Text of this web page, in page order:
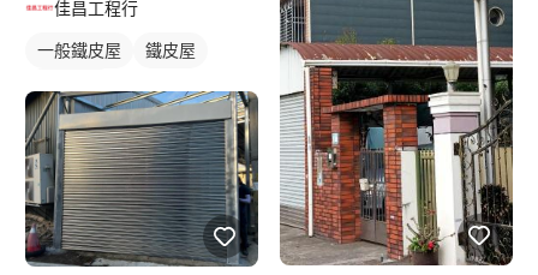
佳昌工程行
一般鐵皮屋
鐵皮屋